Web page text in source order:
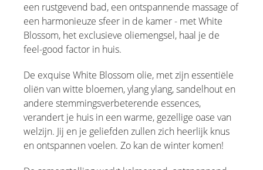
een rustgevend bad, een ontspannende massage of
een harmonieuze sfeer in de kamer - met White
Blossom, het exclusieve oliemengsel, haal je de
feel-good factor in huis.
De exquise White Blossom olie, met zijn essentiële
oliën van witte bloemen, ylang ylang, sandelhout en
andere stemmingsverbeterende essences,
verandert je huis in een warme, gezellige oase van
welzijn. Jij en je geliefden zullen zich heerlijk knus
en ontspannen voelen. Zo kan de winter komen!